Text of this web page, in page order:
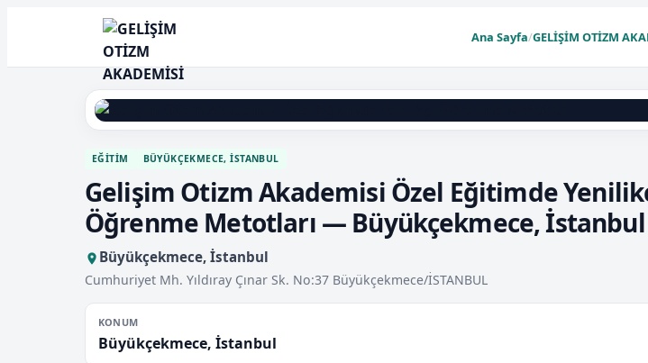
Ana Sayfa/GELİŞİM OTİZM
EĞITIM BÜYÜKÇEKMECE, İSTANBUL
Gelişim Otizm Akademisi Özel Eğitimde
Öğrenme Metotları — Büyükçekmece, İstanbul
Büyükçekmece, İstanbul
Cumhuriyet Mh. Yıldıray Çınar Sk. No:37 Büyükçekmece/İSTANBUL
KONUM
Büyükçekmece, İstanbul